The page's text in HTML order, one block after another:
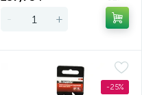
- +
-25%